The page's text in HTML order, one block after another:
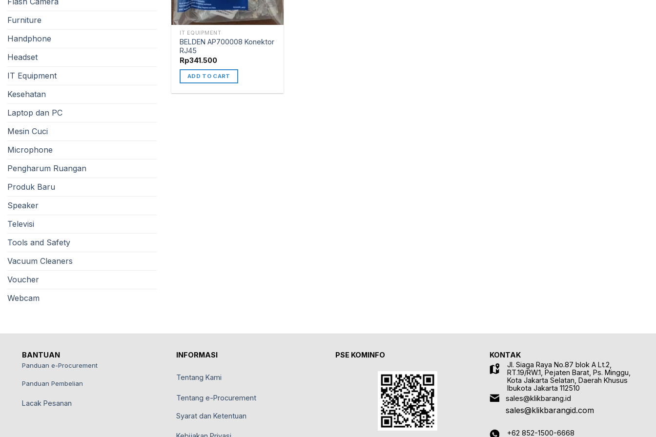
Furniture
Handphone
Headset
IT Equipment
Kesehatan
Laptop dan PC
Mesin Cuci
Microphone
Pengharum Ruangan
Produk Baru
Speaker
Televisi
Tools and Safety
Vacuum Cleaners
Voucher
Webcam
IT EQUIPMENT
BELDEN AP700008 Konektor
RJ45
Rp341.500
ADD TO CART
BANTUAN
Panduan e-Procurement
Panduan Pembelian
Lacak Pesanan
INFORMASI
Tentang Kami
Tentang e-Procurement
Syarat dan Ketentuan
PSE KOMINFO
KONTAK
Jl. Siaga Raya No.87 blok A Lt.2,
RT.19/RW.1, Pejaten Barat, Ps. Minggu,
Kota Jakarta Selatan, Daerah Khusus
Ibukota Jakarta 112510
sales@klikbarang.id
sales@klikbarangid.com
+62 852-1500-6668